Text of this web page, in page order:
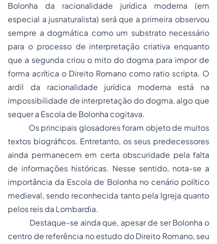
Bolonha da racionalidade jurídica moderna (em
especial a jusnaturalista) será que a primeira observou
sempre a dogmática como um substrato necessário
para o processode interpretação criativa enquanto
que a segunda criou o mito do dogma para impor de
forma acrítica o Direito Romano como ratio scripta. O
ardil da racionalidade jurídica moderna está na
impossibilidade de interpretação do dogma, algo que
sequer a Escola de Bolonha cogitava.
Os principais glosadores foram objeto de muitos
textos biográficos. Entretanto, os seus predecessores
ainda permanecem em certa obscuridade pela falta
de informações históricas. Nesse sentido, nota-se a
importância da Escola de Bolonha no cenário político
medieval, sendo reconhecida tanto pela Igreja quanto
pelos reis da Lombardia.
Destaque-se ainda que, apesar de ser Bolonha o
centro de referência no estudo do Direito Romano, seu